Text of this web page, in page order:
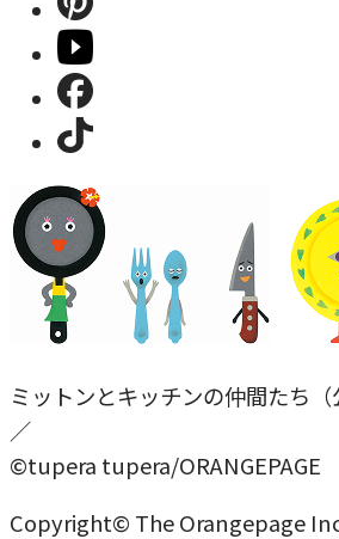
ミットンとキッチンの仲間たち（
／
©tupera tupera/ORANGEPAGE
Copyright© The Orangepage